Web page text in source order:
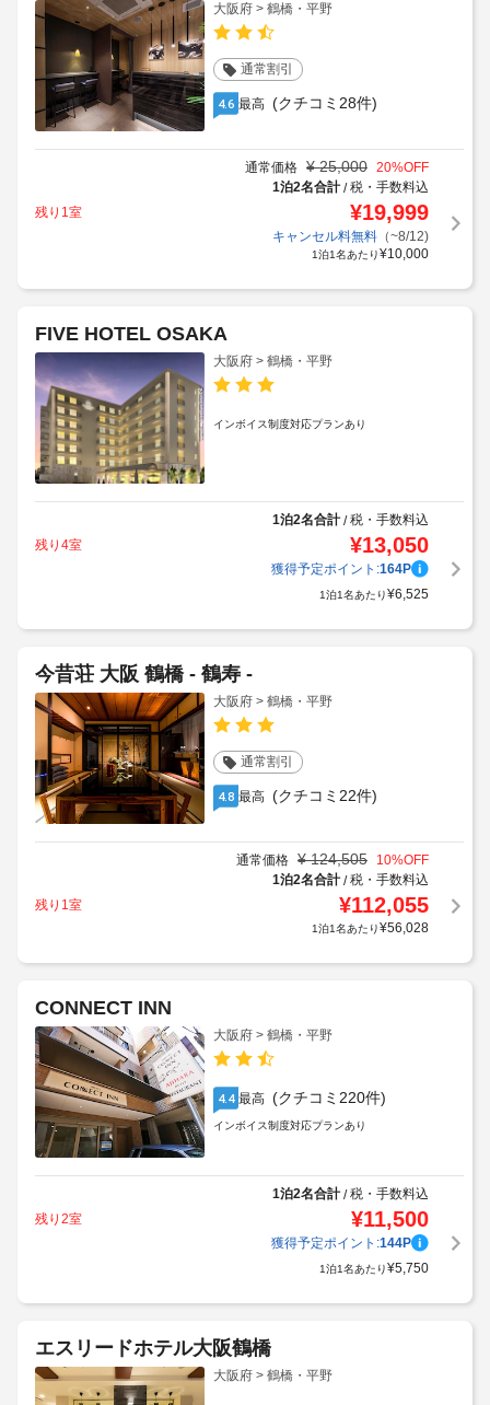
大阪府 > 鶴橋・平野
通常割引
4.6 最高 (クチコミ28件)
通常価格 ¥ 25,000 20%OFF
1泊2名合計/税・手数料込
残り1室
¥19,999
キャンセル料無料（~8/12)
1泊1名あたり¥10,000
FIVE HOTEL OSAKA
大阪府 > 鶴橋・平野
インボイス制度対応プランあり
1泊2名合計/税・手数料込
残り4室
¥13,050
獲得予定ポイント:164P
1泊1名あたり¥6,525
今昔荘 大阪 鶴橋 - 鶴寿 -
大阪府 > 鶴橋・平野
通常割引
4.8 最高 (クチコミ22件)
通常価格 ¥ 124,505 10%OFF
1泊2名合計/税・手数料込
残り1室
¥112,055
1泊1名あたり¥56,028
CONNECT INN
大阪府 > 鶴橋・平野
4.4 最高 (クチコミ220件)
インボイス制度対応プランあり
1泊2名合計/税・手数料込
残り2室
¥11,500
獲得予定ポイント:144P
1泊1名あたり¥5,750
エスリードホテル大阪鶴橋
大阪府 > 鶴橋・平野